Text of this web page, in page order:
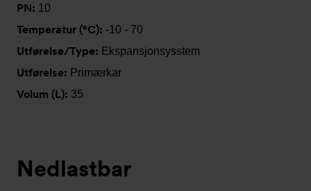
PN: 10
Temperatur (°C): -10 - 70
Utførelse/Type: Ekspansjonsysstem
Utførelse: Primærkar
Volum (L): 35
Nedlastbar